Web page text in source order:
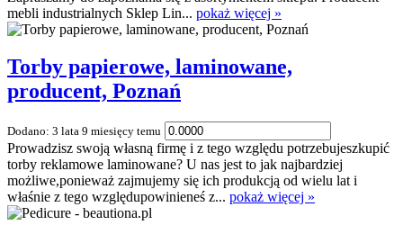
mebli industrialnych Sklep Lin... pokaż więcej »
Torby papierowe, laminowane,
producent, Poznań
Dodano: 3 lata 9 miesięcy temu
Prowadzisz swoją własną firmę i z tego względu potrzebujeszkupić
torby reklamowe laminowane? U nas jest to jak najbardziej
możliwe,ponieważ zajmujemy się ich produkcją od wielu lat i
właśnie z tego względupowinieneś z... pokaż więcej »